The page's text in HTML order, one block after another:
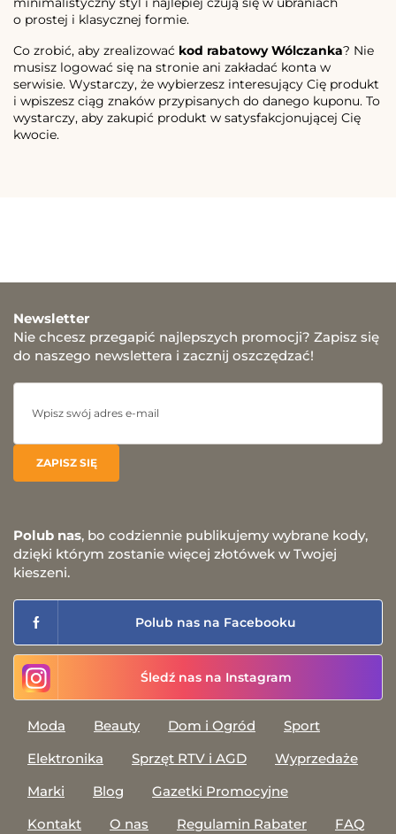
o prostej i klasycznej formie.
Co zrobić, aby zrealizować kod rabatowy Wólczanka? Nie
musisz logować się na stronie ani zakładać konta w
serwisie. Wystarczy, że wybierzesz interesujący Cię produkt
i wpiszesz ciąg znaków przypisanych do danego kuponu. To
wystarczy, aby zakupić produkt w satysfakcjonującej Cię
kwocie.
Newsletter
Nie chcesz przegapić najlepszych promocji? Zapisz się
do naszego newslettera i zacznij oszczędzać!
Polub nas, bo codziennie publikujemy wybrane kody,
dzięki którym zostanie więcej złotówek w Twojej
kieszeni.
Polub nas na Facebooku
Śledź nas na Instagram
Moda Beauty Dom i Ogród
Sport
Elektronika
Sprzęt RTV i AGD
Wyprzedaże
Marki
Blog
Gazetki Promocyjne
Kontakt
O nas Regulamin Rabater
FAQ